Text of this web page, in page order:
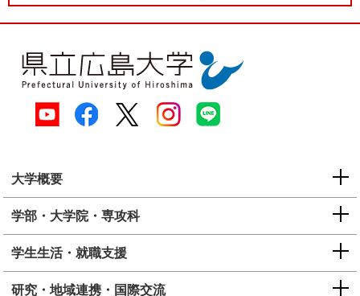
大学概要
学部・大学院・専攻科
学生生活・就職支援
研究・地域連携・国際交流